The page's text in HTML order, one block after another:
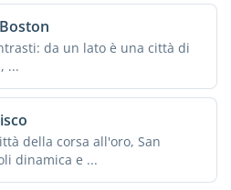
da un lato è una città di
...
della corsa all'oro, San
dinamica e ...